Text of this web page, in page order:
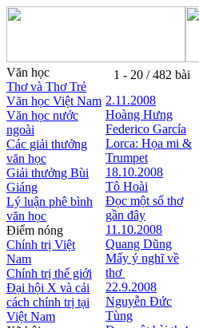
Văn học
Thơ và Thơ Trẻ
Văn học Việt Nam
Văn học nước
ngoài
Các giải thưởng
văn học
Giải thưởng Bùi
Giáng
Lý luận phê bình
văn học
Điểm nóng
Chính trị Việt
Nam
Chính trị thế giới
Đại hội X và cải
cách chính trị tại
Việt Nam
1 - 20 / 482 bài
2.11.2008
Hoàng Hưng
Federico García
Lorca: Họa mi &
Trumpet
18.10.2008
Tô Hoài
Đọc một số thơ
gần đây
11.10.2008
Quang Dũng
Mấy ý nghĩ về
thơ
22.9.2008
Nguyễn Đức
Tùng